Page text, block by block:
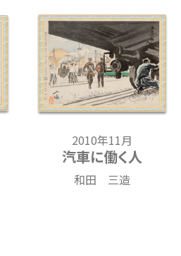
2010年11月
汽車に働く人
和田 三造